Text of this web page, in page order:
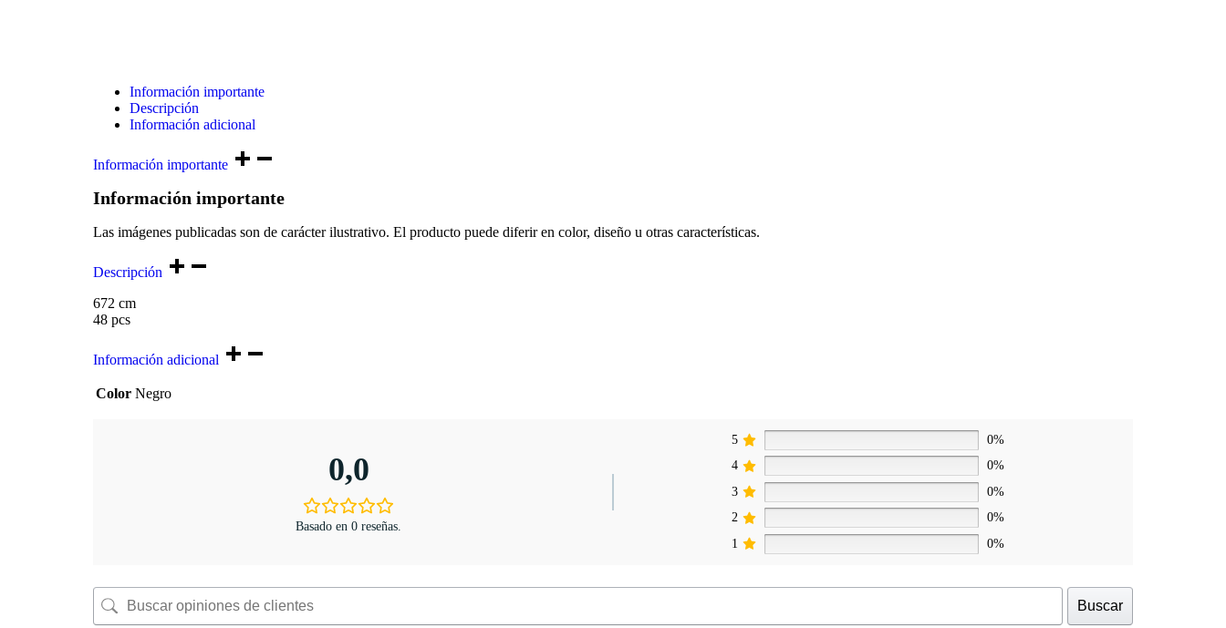
Información importante
Descripción
Información adicional
Información importante
Información importante
Las imágenes publicadas son de carácter ilustrativo. El producto puede diferir en color, diseño u otras características.
Descripción
672 cm
48 pcs
Información adicional
Color Negro
0,0
Basado en 0 reseñas.
5
0%
4
0%
3
0%
2
0%
1
0%
Buscar